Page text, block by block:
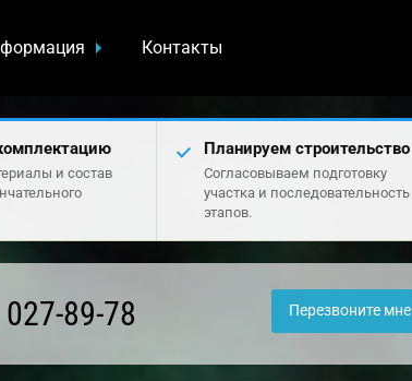
Контакты
и состав
Планируем строительство
Согласовываем подготовку
участка и последовательность
этапов.
89-78 Перезвоните мне